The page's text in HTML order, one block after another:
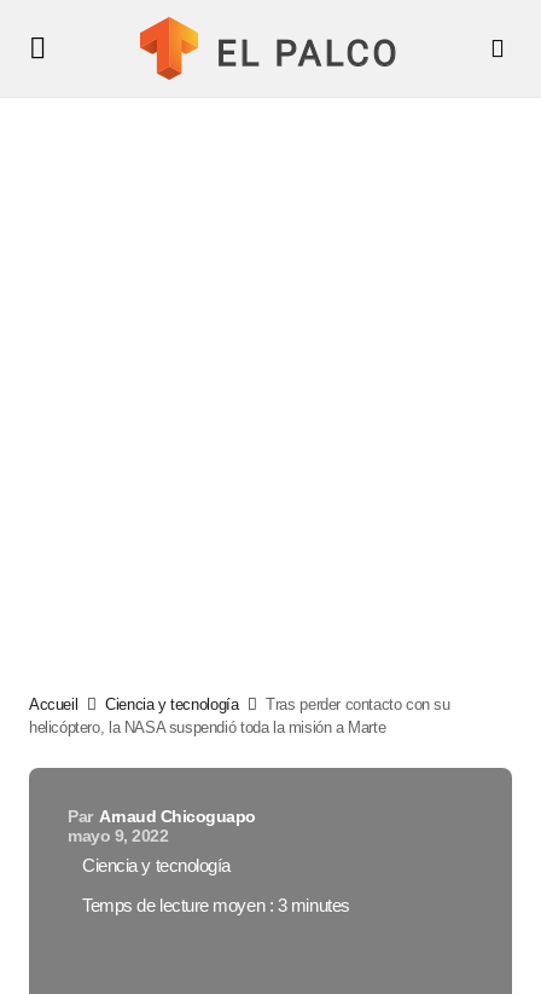
Accueil Ciencia y tecnología
Tras perder contacto con su
helicóptero, la NASA suspendió toda la misión a Marte
Par Arnaud Chicoguapo
mayo 9, 2022
Ciencia y tecnología
Temps de lecture moyen : 3 minutes